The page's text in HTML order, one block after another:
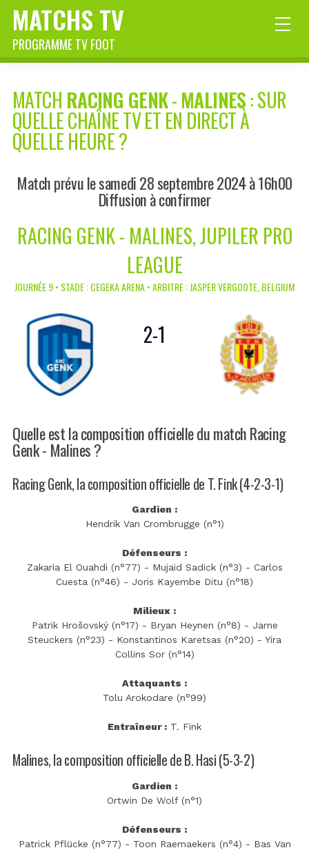
MATCHS TV
PROGRAMME TV FOOT
MATCH RACING GENK-MALINES: SUR
QUELLE CHAÎNE TV ET EN DIRECT À
QUELLE HEURE ?
Match prévu le samedi 28 septembre 2024 à 16h00
Diffusion à confirmer
RACING GENK - MALINES, JUPILER PRO
LEAGUE
JOURNÉE 9 • STADE : CEGEKA ARENA • ARBITRE : JASPER VERGOOTE, BELGIUM
2-1
Quelle est la composition officielle du match Racing
Genk - Malines ?
Racing Genk, la composition officielle de T. Fink (4-2-3-1)
Gardien :
Hendrik Van Crombrugge (n°1)
Défenseurs :
Zakaria El Ouahdi (n°77) - Mujaid Sadick (n°3) - Carlos
Cuesta (n°46) - Joris Kayembe Ditu (n°18)
Milieux :
Patrik Hrošovský (n°17) - Bryan Heynen (n°8) - Jarne
Steuckers (n°23) - Konstantinos Karetsas (n°20) - Yira
Collins Sor (n°14)
Attaquants :
Tolu Arokodare (n°99)
Entraîneur : T. Fink
Malines, la composition officielle de B. Hasi (5-3-2)
Gardien :
Ortwin De Wolf (n°1)
Défenseurs :
Patrick Pflücke (n°77) - Toon Raemaekers (n°4) - Bas Van